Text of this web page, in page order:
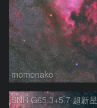
momonako